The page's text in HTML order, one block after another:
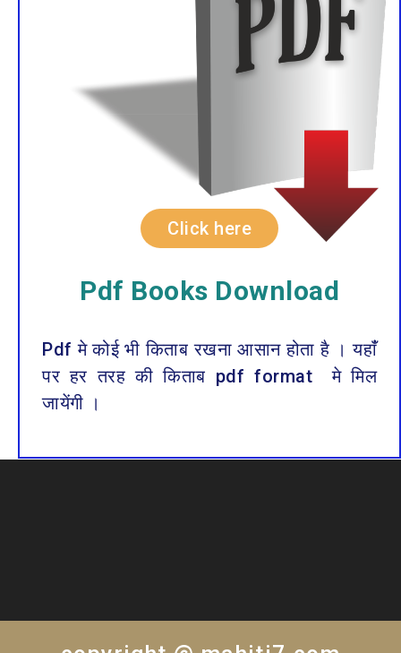
Click here
Pdf Books Download
Pdf मे कोई भी किताब रखना आसान होता है । यहाँं
पर हर तरह की किताब pdf format मे मिल
जायेंगी ।